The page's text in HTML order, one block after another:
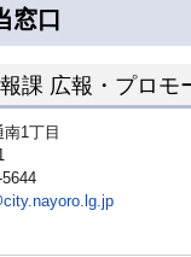
窓口
課 広報・プロモ
1丁目